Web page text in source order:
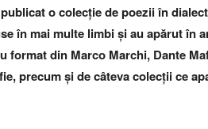
o colecție de poezii în
în mai multe limbi și au apărut în
din Marco Marchi, Dante
precum și de câteva colecții ce